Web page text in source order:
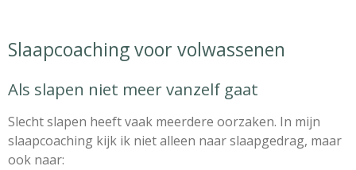
Slaapcoaching voor volwassenen
Als slapen niet meer vanzelf gaat
Slecht slapen heeft vaak meerdere oorzaken. In mijn
slaapcoaching kijk ik niet alleen naar slaapgedrag, maar
ook naar: